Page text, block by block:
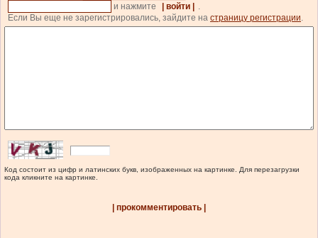
и нажмите
| войти |
.
Если Вы еще не зарегистрировались, зайдите на страницу регистрации.
Код состоит из цифр и латинских букв, изображенных на картинке. Для перезагрузки
кода кликните на картинке.
| прокомментировать |